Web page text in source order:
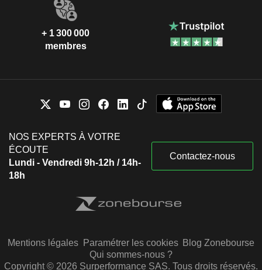
+ 1 300 000
membres
NOS EXPERTS À VOTRE
ÉCOUTE
Lundi - Vendredi 9h-12h / 14h-
18h
Contactez-nous
Mentions légales Paramétrer les cookies Blog Zonebourse
Qui sommes-nous ?
Copyright © 2026 Surperformance SAS. Tous droits réservés.